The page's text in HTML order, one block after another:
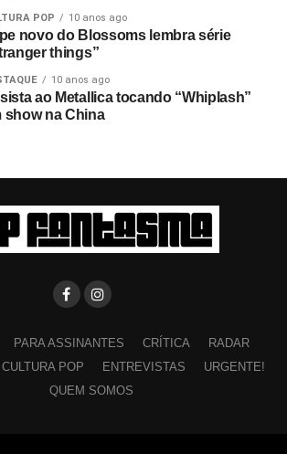
POP 10 anos ago
novo do Blossoms lembra série
things”
10 anos ago
ao Metallica tocando “Whiplash”
show na China
PARA ASSINANTES CRÍTICA
RADAR
CULTURA POP ENTREVISTAS
URGENTE!
QUEM SOMOS